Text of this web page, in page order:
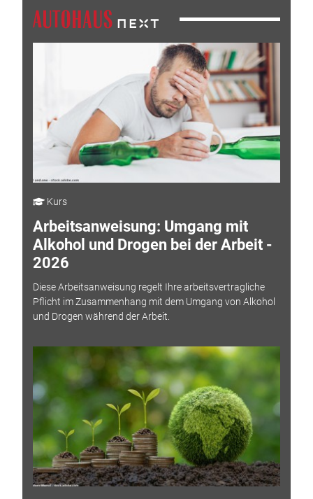
Kurs
Arbeitsanweisung: Umgang mit
Alkohol und Drogen bei der Arbeit -
2026
Diese Arbeitsanweisung regelt Ihre arbeitsvertragliche
Pflicht im Zusammenhang mit dem Umgang von Alkohol
und Drogen während der Arbeit.